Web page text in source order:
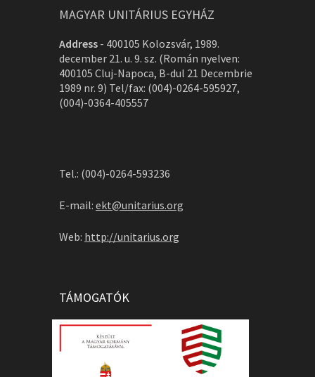
MAGYAR UNITÁRIUS EGYHÁZ
Address - 400105 Kolozsvár, 1989.
december 21. u. 9. sz. (Román nyelven:
400105 Cluj-Napoca, B-dul 21 Decembrie
1989 nr. 9) Tel/fax: (004)-0264-595927,
(004)-0364-405557
Tel.: (004)-0264-593236
E-mail: ekt@unitarius.org
Web: http://unitarius.org
TÁMOGATÓK